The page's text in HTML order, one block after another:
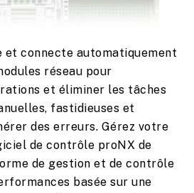
et connecte automatiquement
réseau pour
et éliminer les tâches
fastidieuses et
des erreurs. Gérez votre
de contrôle proNX de
de gestion et de contrôle
basée sur une